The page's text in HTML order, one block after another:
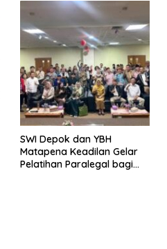
SWI Depok dan YBH
Matapena Keadilan Gelar
Pelatihan Paralegal bagi